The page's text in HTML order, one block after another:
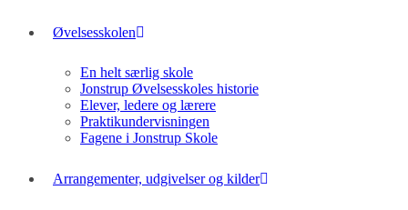
Øvelsesskolen
En helt særlig skole
Jonstrup Øvelsesskoles historie
Elever, ledere og lærere
Praktikundervisningen
Fagene i Jonstrup Skole
Arrangementer, udgivelser og kilder